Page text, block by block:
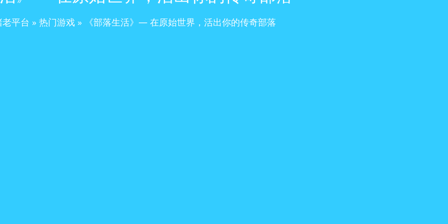
平台 » 热门游戏 » 《部落生活》— 在原始世界，活出你的传奇部落